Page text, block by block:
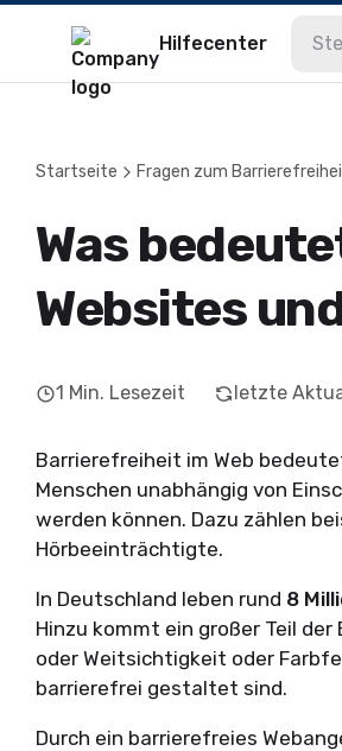
Hilfecenter
Startseite Fragen zum
Was
Websites
1 Min. Lesezeit letzte
Barrierefreiheit im Web
Menschen unabhängig von
werden können. Dazu zählen
Hörbeeinträchtigte.
In Deutschland leben rund 8
Hinzu kommt ein großer Teil
oder Weitsichtigkeit oder
barrierefrei gestaltet sind.
Durch ein barrierefreies